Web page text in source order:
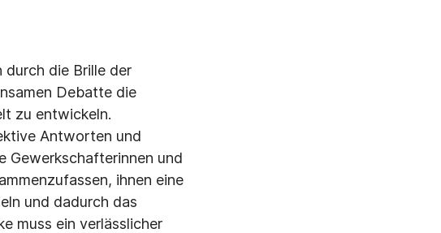
die Brille der
Debatte die
zu entwickeln.
Antworten und
Gewerkschafterinnen und
ihnen eine
und dadurch das
muss ein verlässlicher